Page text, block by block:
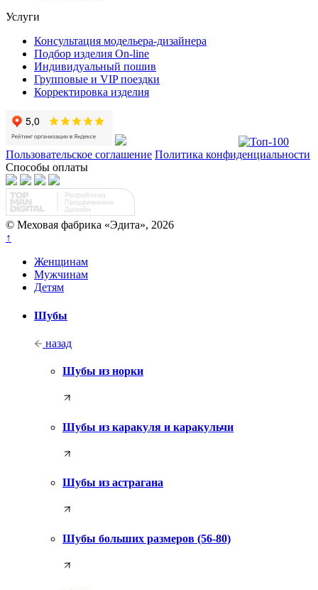
Услуги
Консультация модельера-дизайнера
Подбор изделия On-line
Индивидуальный пошив
Групповые и VIP поездки
Корректировка изделия
Пользовательское соглашение Политика конфиденциальности
Способы оплаты
© Меховая фабрика «Эдита», 2026
↑
Женщинам
Мужчинам
Детям
Шубы
назад
Шубы из норки
Шубы из каракуля и каракульчи
Шубы из астрагана
Шубы больших размеров (56-80)